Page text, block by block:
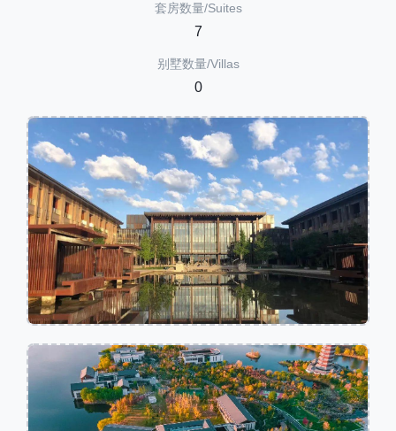
套房数量/Suites
7
别墅数量/Villas
0